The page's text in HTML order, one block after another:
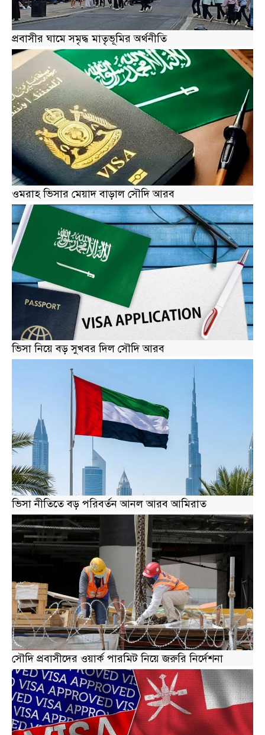
প্রবাসীর ঘামে সমৃদ্ধ মাতৃভূমির অর্থনীতি
ওমরাহ ভিসার মেয়াদ বাড়াল সৌদি আরব
ভিসা নিয়ে বড় সুখবর দিল সৌদি আরব
ভিসা নীতিতে বড় পরিবর্তন আনল আরব আমিরাত
সৌদি প্রবাসীদের ওয়ার্ক পারমিট নিয়ে জরুরি নির্দেশনা